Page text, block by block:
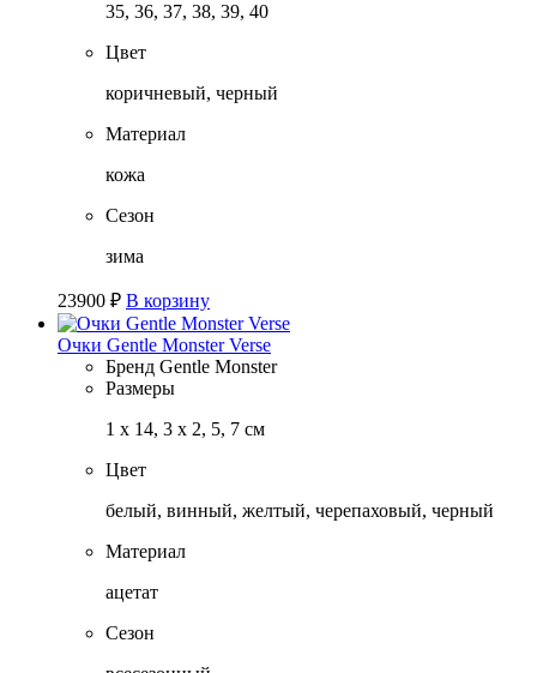
35, 36, 37, 38, 39, 40
Цвет
коричневый, черный
Материал
кожа
Сезон
зима
23900 ₽ В корзину
Очки Gentle Monster Verse
Бренд Gentle Monster
Размеры
1 x 14, 3 x 2, 5, 7 см
Цвет
белый, винный, желтый, черепаховый, черный
Материал
ацетат
Сезон